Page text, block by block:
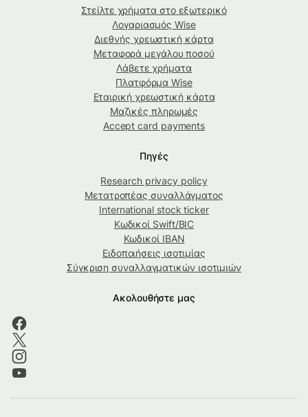
Στείλτε χρήματα στο εξωτερικό
Λογαριασμός Wise
Διεθνής χρεωστική κάρτα
Μεταφορά μεγάλου ποσού
Λάβετε χρήματα
Πλατφόρμα Wise
Εταιρική χρεωστική κάρτα
Μαζικές πληρωμές
Accept card payments
Πηγές
Research privacy policy
Μετατροπέας συναλλάγματος
International stock ticker
Κωδικοί Swift/BIC
Κωδικοί IBAN
Ειδοποιήσεις ισοτιμίας
Σύγκριση συναλλαγματικών ισοτιμιών
Ακολουθήστε μας